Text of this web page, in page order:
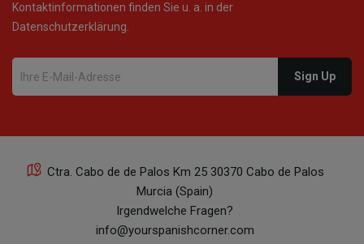
Kontaktinformationen finden Sie u. a. in der
Datenschutzerklärung.
Ctra. Cabo de de Palos Km 25 30370 Cabo de Palos
Murcia (Spain)
Irgendwelche Fragen?
info@yourspanishcorner.com